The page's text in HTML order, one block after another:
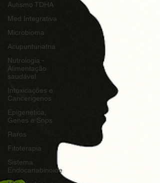
Autismo TDHA
Med Integrativa
Microbioma
Acupunturiatria
Nutrologia -
Alimentação
saudável
Intoxicações e
Cancerígenos
Epigenética,
Genes e Snps
Raros
Fitoterapia
Sistema
Endocanabinoide